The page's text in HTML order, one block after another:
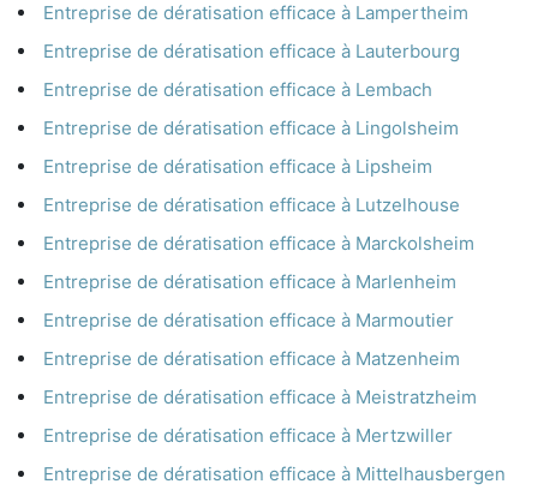
Entreprise de dératisation efficace à Lampertheim
Entreprise de dératisation efficace à Lauterbourg
Entreprise de dératisation efficace à Lembach
Entreprise de dératisation efficace à Lingolsheim
Entreprise de dératisation efficace à Lipsheim
Entreprise de dératisation efficace à Lutzelhouse
Entreprise de dératisation efficace à Marckolsheim
Entreprise de dératisation efficace à Marlenheim
Entreprise de dératisation efficace à Marmoutier
Entreprise de dératisation efficace à Matzenheim
Entreprise de dératisation efficace à Meistratzheim
Entreprise de dératisation efficace à Mertzwiller
Entreprise de dératisation efficace à Mittelhausbergen